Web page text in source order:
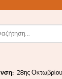
η: 28ης